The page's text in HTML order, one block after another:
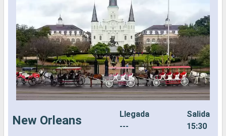
New Orleans
Llegada
---
Salida
15:30